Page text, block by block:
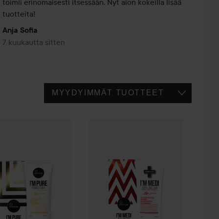
tuotteita!
Anja Sofia
7 kuukautta sitten